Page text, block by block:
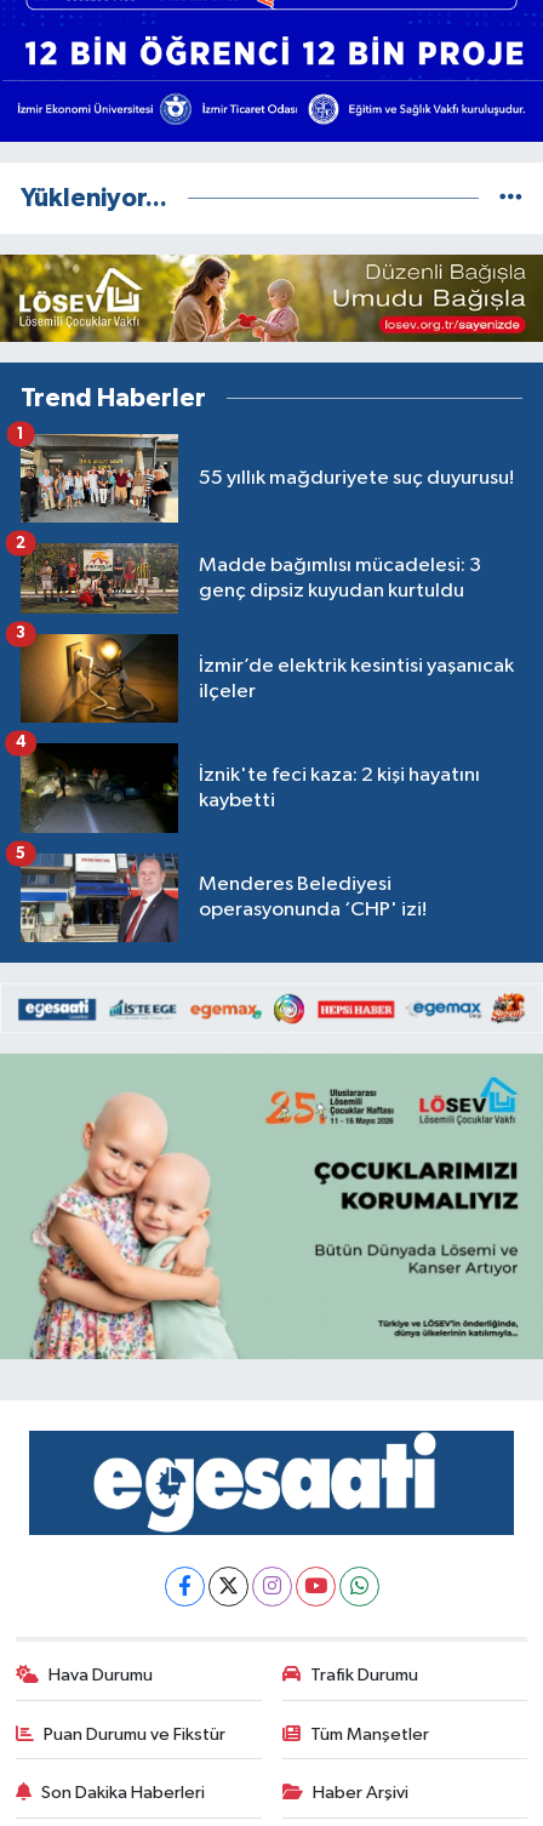
Yükleniyor...
Trend Haberler
55 yıllık mağduriyete suç duyurusu!
1
Madde bağımlısı mücadelesi: 3
genç dipsiz kuyudan kurtuldu
2
İzmir’de elektrik kesintisi yaşanıcak
ilçeler
3
İznik'te feci kaza: 2 kişi hayatını
kaybetti
4
Menderes Belediyesi
operasyonunda ‘CHP' izi!
5
Hava Durumu Trafik Durumu
Puan Durumu ve Fikstür Tüm Manşetler
Son Dakika Haberleri Haber Arşivi